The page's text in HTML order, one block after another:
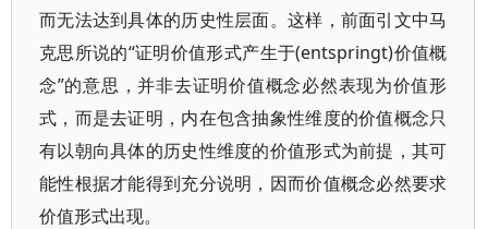
而无法达到具体的历史性层面。这样，前面引文中马
克思所说的“证明价值形式产生于(entspringt)价值概
念”的意思，并非去证明价值概念必然表现为价值形
式，而是去证明，内在包含抽象性维度的价值概念只
有以朝向具体的历史性维度的价值形式为前提，其可
能性根据才能得到充分说明，因而价值概念必然要求
价值形式出现。